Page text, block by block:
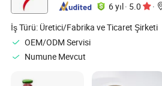
6 yıl· 5.0 ·
İş Türü: Üretici/Fabrika ve Ticaret Şirketi
OEM/ODM Servisi
Numune Mevcut